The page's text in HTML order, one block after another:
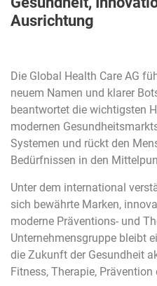
Ausrichtung
Die Global Health Care AG
neuem Namen und klarer
beantwortet die wichtigsten
modernen
Systemen und rückt den
Bedürfnissen in den
Unter dem international
sich bewährte Marken,
moderne Präventions- und
Unternehmensgruppe bleibt
die Zukunft der Gesundheit
Fitness, Therapie,